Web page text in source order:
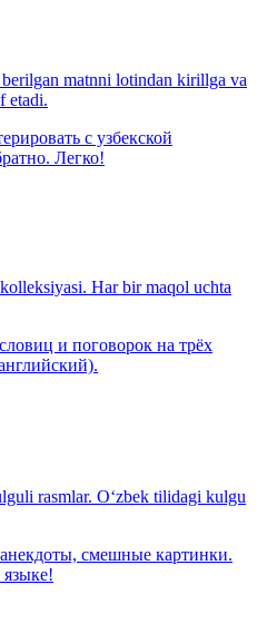
matnni lotindan kirillga va
etadi.
с узбекской
Легко!
Har bir maqol uchta
и поговорок на трёх
rasmlar. O‘zbek tilidagi kulgu
смешные картинки.